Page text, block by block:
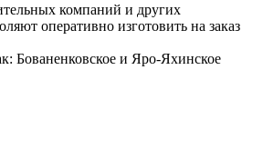
компаний и других
оперативно изготовить на заказ
Бованенковское и Яро-Яхинское